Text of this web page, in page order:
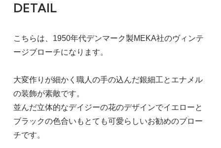
DETAIL
こちらは、1950年代デンマーク製MEKA社のヴィンテ
ージブローチになります。
大変作りが細かく職人の手の込んだ銀細工とエナメル
の装飾が素敵です。
並んだ立体的なデイジーの花のデザインでイエローと
ブラックの色合いもとても可愛らしいお勧めのブロー
チです。